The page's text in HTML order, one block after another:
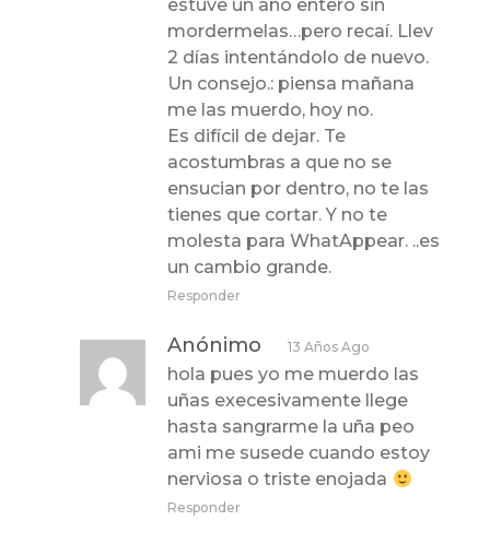
estuve un año entero sin
mordermelas…pero recaí. Llev
2 días intentándolo de nuevo.
Un consejo.: piensa mañana
me las muerdo, hoy no.
Es difícil de dejar. Te
acostumbras a que no se
ensucian por dentro, no te las
tienes que cortar. Y no te
molesta para WhatAppear. ..es
un cambio grande.
Responder
Anónimo 13 Años Ago
hola pues yo me muerdo las
uñas execesivamente llege
hasta sangrarme la uña peo
ami me susede cuando estoy
nerviosa o triste enojada
Responder